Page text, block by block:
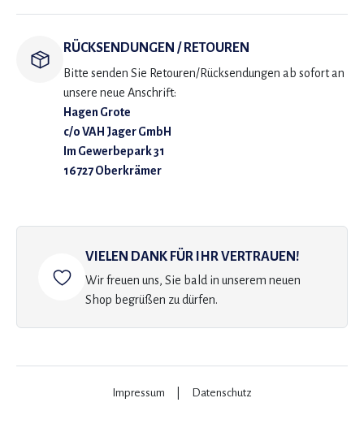
RÜCKSENDUNGEN / RETOUREN
Bitte senden Sie Retouren/Rücksendungen ab sofort an
unsere neue Anschrift:
Hagen Grote
c/o VAH Jager GmbH
Im Gewerbepark 31
16727 Oberkrämer
VIELEN DANK FÜR IHR VERTRAUEN!
Wir freuen uns, Sie bald in unserem neuen
Shop begrüßen zu dürfen.
Impressum Datenschutz